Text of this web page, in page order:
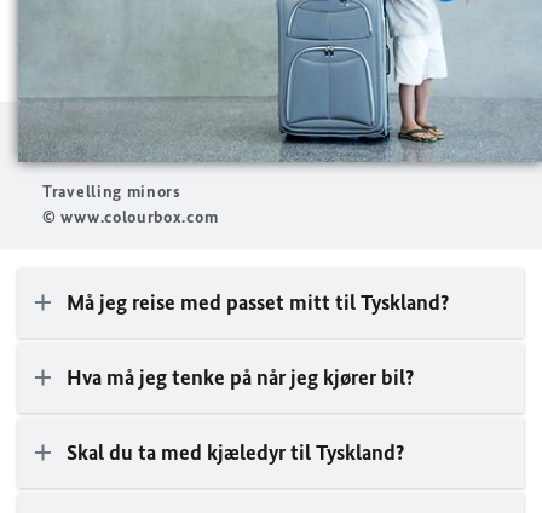
Travelling minors
© www.colourbox.com
Må jeg reise med passet mitt til Tyskland?
Hva må jeg tenke på når jeg kjører bil?
Skal du ta med kjæledyr til Tyskland?